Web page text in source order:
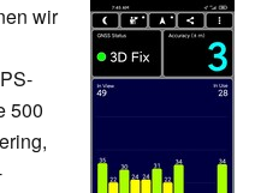
wir
500